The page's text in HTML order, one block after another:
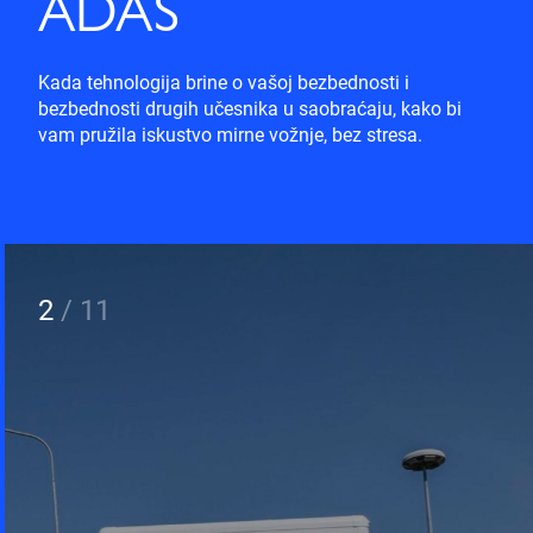
Kada tehnologija brine o vašoj bezbednosti i
bezbednosti drugih učesnika u saobraćaju, kako bi
vam pružila iskustvo mirne vožnje, bez stresa.
2 / 11